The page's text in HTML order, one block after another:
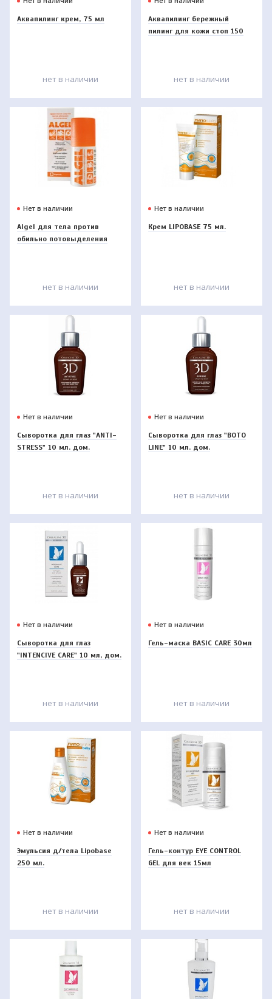
Аквапилинг крем, 75 мл
нет в наличии
Аквапилинг бережный
пилинг для кожи стоп 150
нет в наличии
Нет в наличии
Algel для тела против
обильно потовыделения
нет в наличии
Нет в наличии
Крем LIPOBASE 75 мл.
нет в наличии
Нет в наличии
Сыворотка для глаз "ANTI-
STRESS" 10 мл. дом.
нет в наличии
Нет в наличии
Сыворотка для глаз "BOTO
LINE" 10 мл. дом.
нет в наличии
Нет в наличии
Сыворотка для глаз
"INTENCIVE CARE" 10 мл, дом.
нет в наличии
Нет в наличии
Гель-маска BASIC CARE 30мл
нет в наличии
Нет в наличии
Эмульсия д/тела Lipobase
250 мл.
нет в наличии
Нет в наличии
Гель-контур EYE CONTROL
GEL для век 15мл
нет в наличии